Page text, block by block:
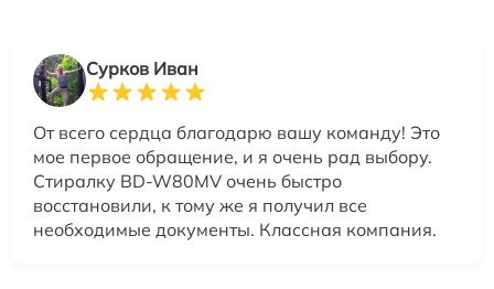
Сурков Иван
От всего сердца благодарю вашу команду! Это
мое первое обращение, и я очень рад выбору.
Стиралку BD-W80MV очень быстро
восстановили, к тому же я получил все
необходимые документы. Классная компания.